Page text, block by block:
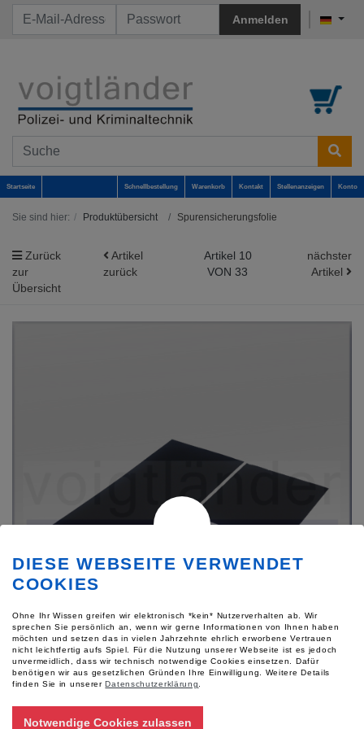
Anmelden
Startseite Schnellbestellung Warenkorb Kontakt Stellenanzeigen Konto
Sie sind hier: Produktübersicht Spurensicherungsfolie
Zurück
zur
Übersicht
Artikel
zurück
Artikel 10
VON 33
nächster
Artikel
Gelatinefolie D auf Spezialpapier, schwarz
DIESE WEBSEITE VERWENDET
COOKIES
Ohne Ihr Wissen greifen wir elektronisch *kein* Nutzerverhalten ab. Wir
sprechen Sie persönlich an, wenn wir gerne Informationen von Ihnen haben
möchten und setzen das in vielen Jahrzehnte ehrlich erworbene Vertrauen
nicht leichtfertig aufs Spiel. Für die Nutzung unserer Webseite ist es jedoch
unvermeidlich, dass wir technisch notwendige Cookies einsetzen. Dafür
benötigen wir aus gesetzlichen Gründen Ihre Einwilligung.
Weitere Details
finden Sie in unsererDatenschutzerklärung
Notwendige Cookies zulassen